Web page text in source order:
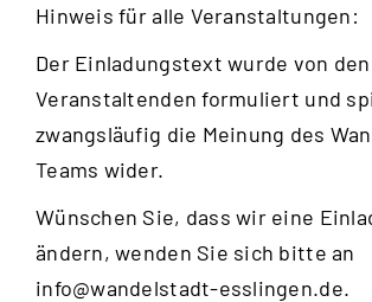
Hinweis für alle Veranstaltungen:
Der Einladungstext wurde von den
Veranstaltenden formuliert und
zwangsläufig die Meinung des
Teams wider.
Wünschen Sie, dass wir eine
ändern, wenden Sie sich bitte an
info@wandelstadt-esslingen.de.